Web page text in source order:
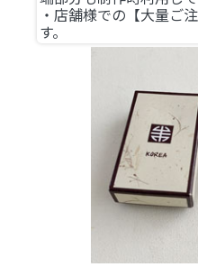
・店舗様での【大量ご
す。